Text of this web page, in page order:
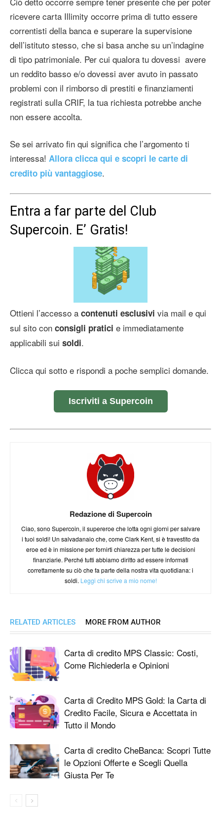
ricevere carta Illimity occorre prima di tutto essere
correntisti della banca e superare la supervisione
dell’istituto stesso, che si basa anche su un’indagine
di tipo patrimoniale. Per cui qualora tu dovessi avere
un reddito basso e/o dovessi aver avuto in passato
problemi con il rimborso di prestiti e finanziamenti
registrati sulla CRIF, la tua richiesta potrebbe anche
non essere accolta.
Se sei arrivato fin qui significa che l’argomento ti
interessa! Allora clicca qui e scopri le carte di
credito più vantaggiose.
Entra a far parte del Club
Supercoin. E’ Gratis!
Ottieni l’accesso a contenuti esclusivi via mail e qui
sul sito con consigli pratici e immediatamente
applicabili sui soldi.
Clicca qui sotto e rispondi a poche semplici domande.
Iscriviti a Supercoin
Redazione di Supercoin
Ciao, sono Supercoin, il supereroe che lotta ogni giorni per salvare
i tuoi soldi! Un salvadanaio che, come Clark Kent, si è travestito da
eroe ed è in missione per fornirti chiarezza per tutte le decisioni
finanziarie. Perché tutti abbiamo diritto ad essere informati
correttamente su ciò che fa parte della nostra vita quotidiana: i
soldi. Leggi chi scrive a mio nome!
RELATED ARTICLES MORE FROM AUTHOR
Carta di credito MPS Classic: Costi,
Come Richiederla e Opinioni
Carta di Credito MPS Gold: la Carta di
Credito Facile, Sicura e Accettata in
Tutto il Mondo
Carta di credito CheBanca: Scopri Tutte
le Opzioni Offerte e Scegli Quella
Giusta Per Te